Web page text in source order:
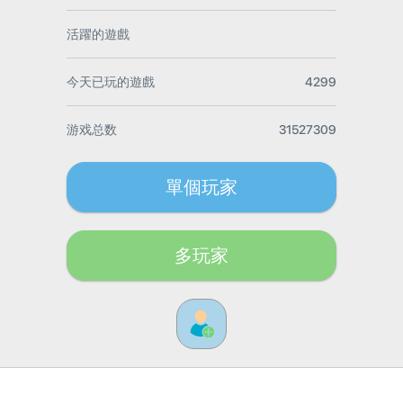
活躍的遊戲
今天已玩的遊戲 4299
游戏总数 31527309
單個玩家
多玩家